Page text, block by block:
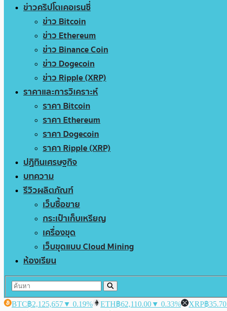
ข่าวคริปโตเคอเรนซี่
ข่าว Bitcoin
ข่าว Ethereum
ข่าว Binance Coin
ข่าว Dogecoin
ข่าว Ripple (XRP)
ราคาและการวิเคราะห์
ราคา Bitcoin
ราคา Ethereum
ราคา Dogecoin
ราคา Ripple (XRP)
ปฏิทินเศรษฐกิจ
บทความ
รีวิวผลิตภัณฑ์
เว็บซื้อขาย
กระเป๋าเก็บเหรียญ
เครื่องขุด
เว็บขุดแบบ Cloud Mining
ห้องเรียน
BTC฿2,125,657▼ 0.19% ETH฿62,110.00▼ 0.33% XRP฿35.70